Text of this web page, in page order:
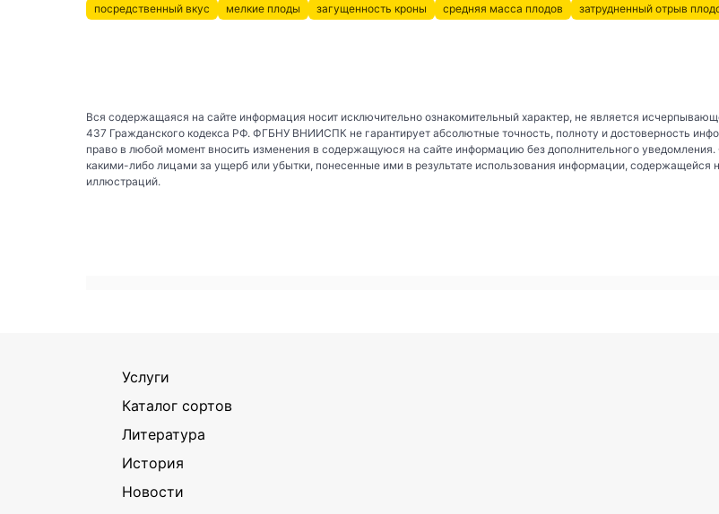
посредственный вкус
мелкие плоды загущенность кроны средняя масса плодов затрудненный отрыв
Вся содержащаяся на сайте информация носит исключительно ознакомительный характер, не является
437 Гражданского кодекса РФ. ФГБНУ ВНИИСПК не гарантирует абсолютные точность, полноту и достоверность
право в любой момент вносить изменения в содержащуюся на сайте информацию без дополнительного
какими-либо лицами за ущерб или убытки, понесенные ими в результате использования информации,
иллюстраций.
Услуги
Каталог сортов
Литература
История
Новости